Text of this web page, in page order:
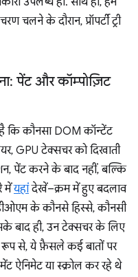
के दौरान, प्रॉपर्टी ट्री
पेंट और कॉम्पोज़िट
कि कौनसा DOM कॉन्टेंट
GPU टेक्सचर को दिखाती
पेंट करने के बाद नहीं, बल्कि
मेंयहांदेखें–क्रम में हुए बदलाव
के कौनसे हिस्से, कौनसी
बाद ही, उन टेक्सचर के लिए
रूप से, ये फ़ैसले कई बातों पर
ऐनिमेट या स्क्रोल कर रहे थे